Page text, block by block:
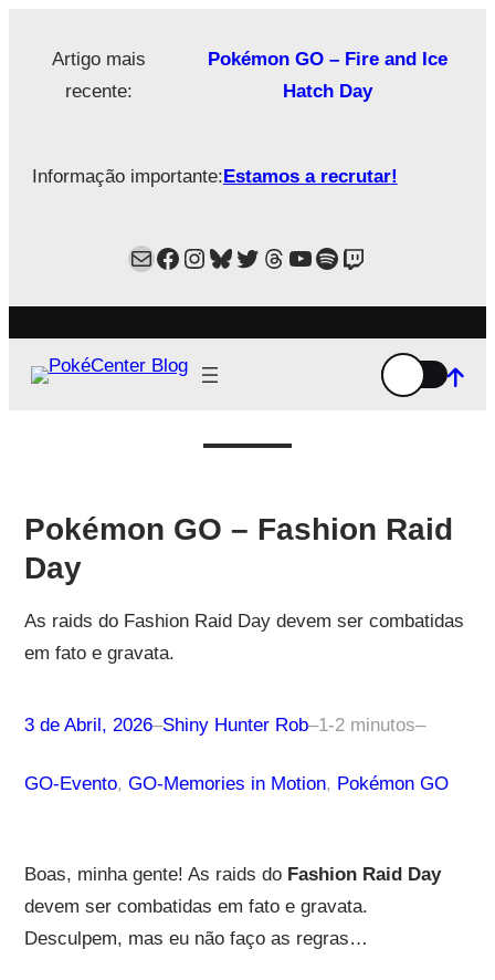
Artigo mais
recente:
Pokémon GO – Fire and Ice
Hatch Day
Informação importante:Estamos a recrutar!
MailFacebook
Instagram
Bluesky
Twitter
Estamos no Threads!
YouTube
Spotify
Twitch
Pokémon GO – Fashion Raid
Day
As raids do Fashion Raid Day devem ser combatidas
em fato e gravata.
3 de Abril, 2026–Shiny Hunter Rob–1-2 minutos–
GO-Evento, GO-Memories in Motion, Pokémon GO
Boas, minha gente! As raids do Fashion Raid Day
devem ser combatidas em fato e gravata.
Desculpem, mas eu não faço as regras…